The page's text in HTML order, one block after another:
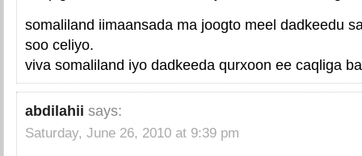
somaliland iimaansada ma joogto meel dadkeedu
soo celiyo.
viva somaliland iyo dadkeeda qurxoon ee caqliga
abdilahii says:
Saturday, June 26, 2010 at 9:39 pm